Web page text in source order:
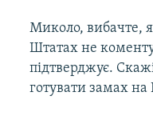
Миколо, вибачте,
Штатах не
підтверджує.
готувати замах